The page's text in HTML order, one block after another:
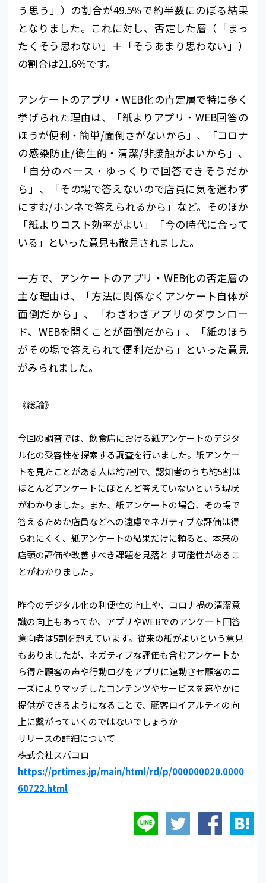
う思う」）の割合が49.5％で約半数にのぼる結果
となりました。これに対し、否定した層（「まっ
たくそう思わない」＋「そうあまり思わない」）
の割合は21.6％です。
アンケートのアプリ・WEB化の肯定層で特に多く
挙げられた理由は、「紙よりアプリ・WEB回答の
ほうが便利・簡単/面倒さがないから」、「コロナ
の感染防止/衛生的・清潔/非接触がよいから」、
「自分のペース・ゆっくりで回答できそうだか
ら」、「その場で答えないので店員に気を遣わず
にすむ/ホンネで答えられるから」など。そのほか
「紙よりコスト効率がよい」「今の時代に合って
いる」といった意見も散見されました。
一方で、アンケートのアプリ・WEB化の否定層の
主な理由は、「方法に関係なくアンケート自体が
面倒だから」、「わざわざアプリのダウンロー
ド、WEBを開くことが面倒だから」、「紙のほう
がその場で答えられて便利だから」といった意見
がみられました。
《総論》
今回の調査では、飲食店における紙アンケートのデジタ
ル化の受容性を探索する調査を行いました。紙アンケー
トを見たことがある人は約7割で、認知者のうち約5割は
ほとんどアンケートにほとんど答えていないという現状
がわかりました。また、紙アンケートの場合、その場で
答えるためか店員などへの遠慮でネガティブな評価は得
られにくく、紙アンケートの結果だけに頼ると、本来の
店頭の評価や改善すべき課題を見落とす可能性があるこ
とがわかりました。
昨今のデジタル化の利便性の向上や、コロナ禍の清潔意
識の向上もあってか、アプリやWEBでのアンケート回答
意向者は5割を超えています。従来の紙がよいという意見
もありましたが、ネガティブな評価も含むアンケートか
ら得た顧客の声や行動ログをアプリに連動させ顧客のニ
ーズによりマッチしたコンテンツやサービスを速やかに
提供ができるようになることで、顧客ロイアルティの向
上に繋がっていくのではないでしょうか
リリースの詳細について
株式会社スパコロ
https://prtimes.jp/main/html/rd/p/000000020.0000
60722.html